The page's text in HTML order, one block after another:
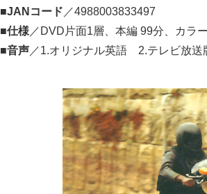
■JANコード ／4988003833497
■仕様 ／DVD片面1層、本編 99分、カラ
■音声 ／1.オリジナル英語 2.テレビ放送